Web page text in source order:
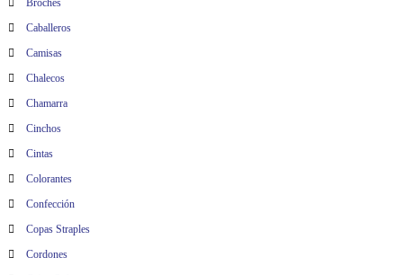
Broches
Caballeros
Camisas
Chalecos
Chamarra
Cinchos
Cintas
Colorantes
Confección
Copas Straples
Cordones